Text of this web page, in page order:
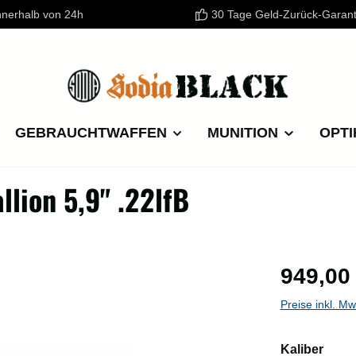
von 24h 30 Tage Geld-Zurück-
GEBRAUCHTWAFFEN MUNITION
5,9" .22lfB
Regulärer
949,00
Preise inkl.
Kaliber